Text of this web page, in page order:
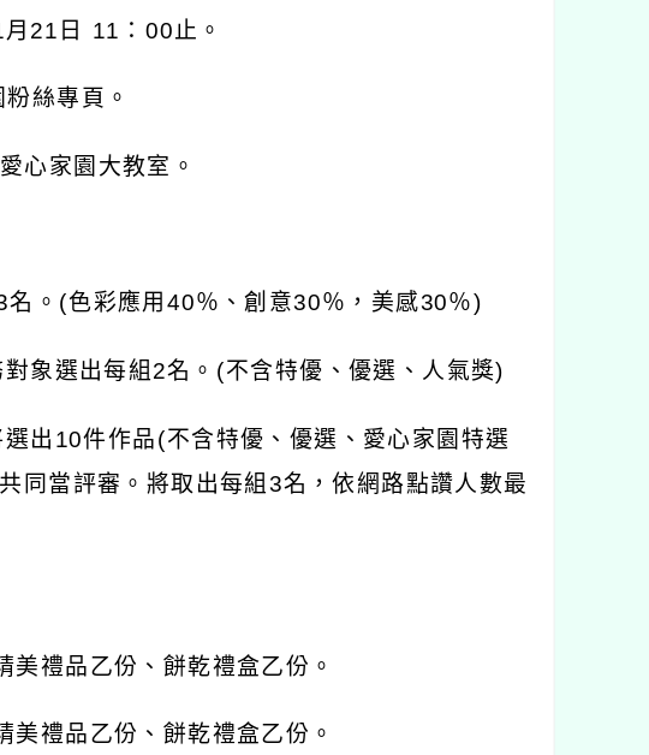
21日 11：00止。
絲專頁。
心家園大教室。
。(色彩應用40％、創意30％，美感30％)
象選出每組2名。(不含特優、優選、人氣獎)
出10件作品(不含特優、優選、愛心家園特選
同當評審。將取出每組3名，依網路點讚人數最
禮品乙份、餅乾禮盒乙份。
禮品乙份、餅乾禮盒乙份。